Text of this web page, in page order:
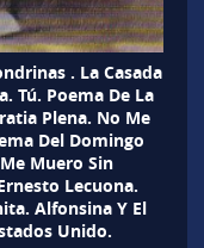
. La Casada
Tú. Poema De La
Plena. No Me
Del Domingo
Muero Sin
Lecuona.
Alfonsina Y El
Unido.